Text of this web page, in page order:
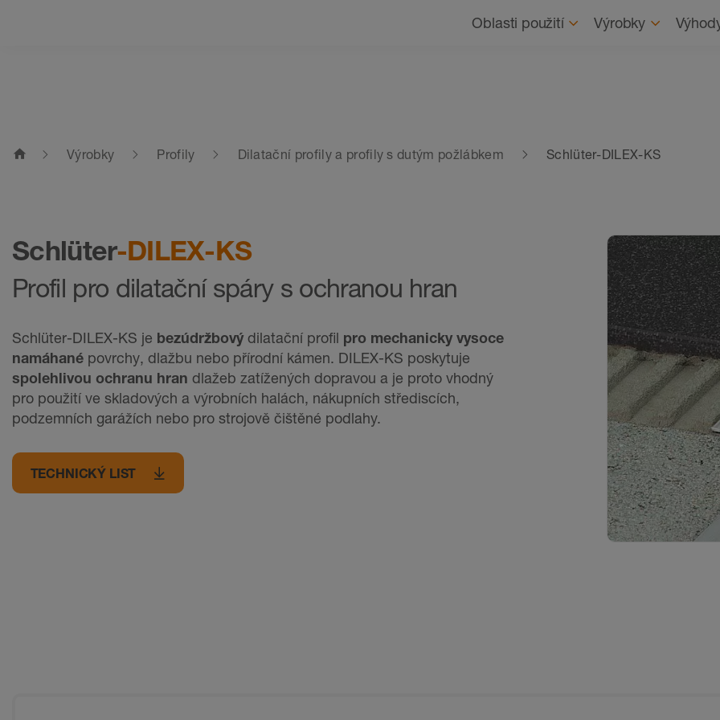
O nás
Oblasti použití Výrobky
home Výrobky Profily Dilatační profily a profily s dutým požlábkem Schlüter-DILEX-KS
Schlüter-DILEX-KS
Profil pro dilatační spáry s ochranou hran
Schlüter-DILEX-KS je bezúdržbový dilatační profil pro mechanicky vysoce
namáhané povrchy, dlažbu nebo přírodní kámen. DILEX-KS poskytuje
spolehlivou ochranu hran dlažeb zatížených dopravou a je proto vhodný
pro použití ve skladových a výrobních halách, nákupních střediscích,
podzemních garážích nebo pro strojově čištěné podlahy.
TECHNICKÝ LIST